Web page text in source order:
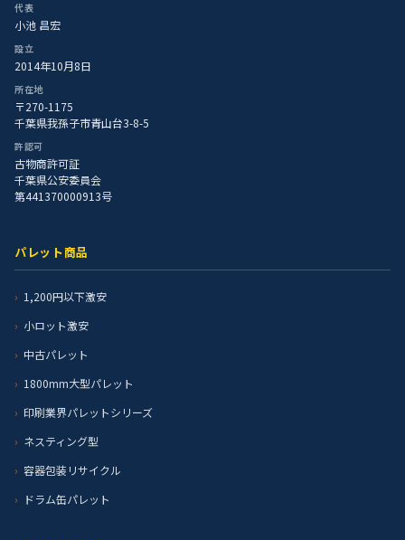
代表
小池 昌宏
設立
2014年10月8日
所在地
〒270-1175
千葉県我孫子市青山台3-8-5
許認可
古物商許可証
千葉県公安委員会
第441370000913号
パレット商品
1,200円以下激安
小ロット激安
中古パレット
1800mm大型パレット
印刷業界パレットシリーズ
ネスティング型
容器包装リサイクル
ドラム缶パレット